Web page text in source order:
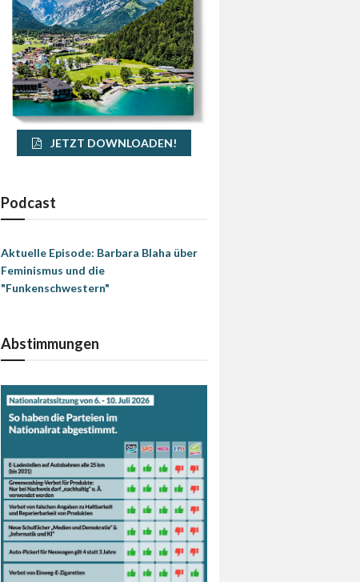
JETZT DOWNLOADEN!
Podcast
Aktuelle Episode: Barbara Blaha über
Feminismus und die
"Funkenschwestern"
Abstimmungen